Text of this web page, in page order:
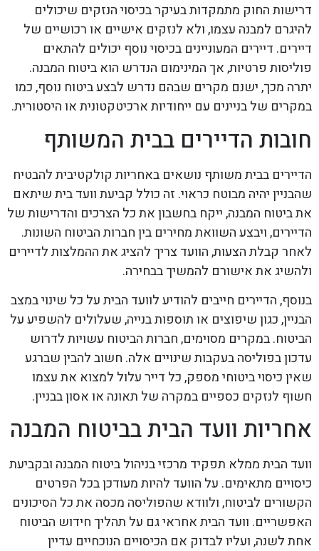
דרישות החוק מתמקדות בעיקר בכיסוי הנזקים שיכולים
להיגרם למבנה עצמו, ולא לנזקים אישיים או רכושיים של
דיירים. דיירים המעוניינים בכיסוי נוסף יכולים להתאים
פוליסות פרטיות, אך המינימום הנדרש הוא ביטוח המבנה.
יתרה מכך, ישנם מקרים שבהם נדרש לבצע ביטוח נוסף, כמו
במקרים של בניינים עם ייחודיות ארכיטקטונית או היסטורית.
חובות הדיירים בבית המשותף
הדיירים בבית משותף נושאים באחריות קולקטיבית להבטיח
שהבניין יהיה מבוטח כראוי. זה כולל קביעת וועד בית שיתאם
את ביטוח המבנה, ייקח בחשבון את כל הצרכים והדרישות של
הדיירים, ויבצע השוואת מחירים בין חברות הביטוח השונות.
לאחר קבלת הצעות, הוועד צריך להציג את ההמלצות לדיירים
ולהשיג את אישורם להמשיך בבחירה.
בנוסף, הדיירים חייבים להודיע לוועד הבית על כל שינוי במצב
הבניין, כגון שיפוצים או תוספות בנייה, שעלולים להשפיע על
הביטוח. במקרים מסוימים, חברות הביטוח עשויות לדרוש
עדכון בפוליסה בעקבות שינויים אלה. חשוב להבין שברגע
שאין כיסוי ביטוחי מספק, כל דייר עלול למצוא את עצמו
חשוף לנזקים כספיים במקרה של תאונה או אסון בבניין.
אחריות וועד הבית בביטוח המבנה
וועד הבית ממלא תפקיד מרכזי בניהול ביטוח המבנה ובקביעת
כיסויים מתאימים. על הוועד להיות מעודכן בכל הפרטים
הקשורים לביטוח, ולוודא שהפוליסה מכסה את כל הסיכונים
האפשריים. וועד הבית אחראי גם על תהליך חידוש הביטוח
אחת לשנה, ועליו לבדוק אם הכיסויים הנוכחיים עדיין